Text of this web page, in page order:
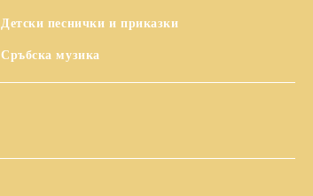
Детски песнички и приказки
Сръбска музика